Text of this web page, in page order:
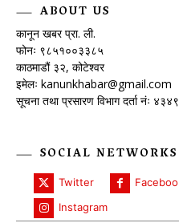
ABOUT US
कानून खबर प्रा. ली.
फोनः ९८५१००३३८५
काठमाडौं ३२, कोटेश्वर
इमेलः kanunkhabar@gmail.com
सूचना तथा प्रसारण विभाग दर्ता नंः
SOCIAL NETWORKS
Twitter
Instagram